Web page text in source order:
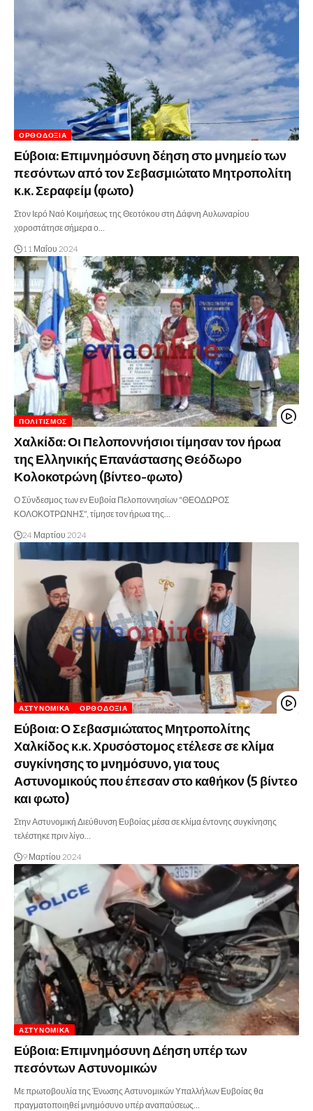
ΟΡΘΟΔΟΞΊΑ
Εύβοια: Επιμνημόσυνη δέηση στο μνημείο των
πεσόντων από τον Σεβασμιώτατο Μητροπολίτη
κ.κ. Σεραφείμ (φωτο)
Στον Ιερό Ναό Κοιμήσεως της Θεοτόκου στη Δάφνη Αυλωναρίου
χοροστάτησε σήμερα ο…
11 Μαΐου 2024
ΠΟΛΙΤΙΣΜΌΣ
Χαλκίδα: Οι Πελοποννήσιοι τίμησαν τον ήρωα
της Ελληνικής Επανάστασης Θεόδωρο
Κολοκοτρώνη (βίντεο-φωτο)
Ο Σύνδεσμος των εν Ευβοία Πελοποννησίων “ΘΕΟΔΩΡΟΣ
ΚΟΛΟΚΟΤΡΩΝΗΣ”, τίμησε τον ήρωα της…
24 Μαρτίου 2024
ΑΣΤΥΝΟΜΙΚΆ ΟΡΘΟΔΟΞΊΑ
Εύβοια: Ο Σεβασμιώτατος Μητροπολίτης
Χαλκίδος κ.κ. Χρυσόστομος ετέλεσε σε κλίμα
συγκίνησης το μνημόσυνο, για τους
Αστυνομικούς που έπεσαν στο καθήκον (5 βίντεο
και φωτο)
Στην Αστυνομική Διεύθυνση Ευβοίας μέσα σε κλίμα έντονης συγκίνησης
τελέστηκε πριν λίγο…
9 Μαρτίου 2024
ΑΣΤΥΝΟΜΙΚΆ
Εύβοια: Επιμνημόσυνη Δέηση υπέρ των
πεσόντων Αστυνομικών
Με πρωτοβουλία της Ένωσης Αστυνομικών Υπαλλήλων Ευβοίας θα
πραγματοποιηθεί μνημόσυνο υπέρ αναπαύσεως…